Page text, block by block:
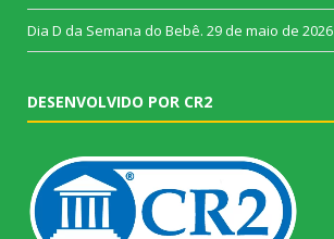
Dia D da Semana do Bebê. 29 de maio de 2026
DESENVOLVIDO POR CR2